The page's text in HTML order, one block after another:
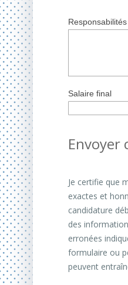
Responsabilités
Salaire final
Envoyer
Je certifie que
exactes et
candidature
des
erronées
formulaire ou
peuvent